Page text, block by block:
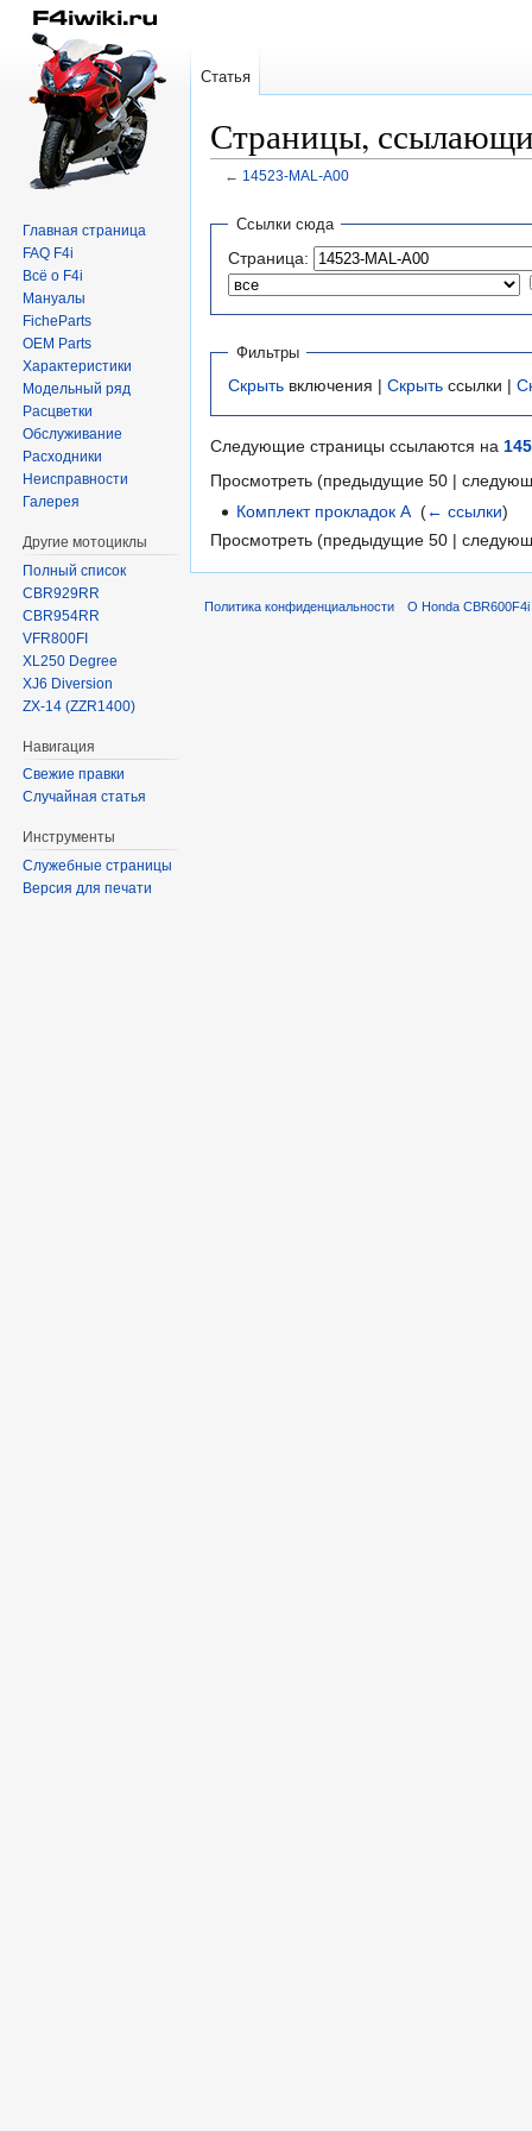
Страницы,
← 14523-MAL-A00
Перейти
навигации
Перейти
поиску
Ссылки сюда
Страница:
Фильтры
Скрыть включения | Скрыть ссылки |
Следующие страницы ссылаются на
Просмотреть (предыдущие 50 |
Комплект прокладок А‎(← ссылки)
Просмотреть (предыдущие 50 |
Статья
Главная страница
FAQ F4i
Всё о F4i
Мануалы
FicheParts
OEM Parts
Характеристики
Модельный ряд
Расцветки
Обслуживание
Расходники
Неисправности
Галерея
Другие мотоциклы
Полный список
CBR929RR
CBR954RR
VFR800FI
XL250 Degree
XJ6 Diversion
ZX-14 (ZZR1400)
Навигация
Свежие правки
Случайная статья
Инструменты
Служебные страницы
Версия для печати
Политика конфиденциальности О Honda CBR600F4i